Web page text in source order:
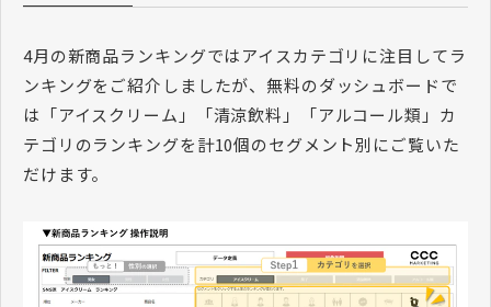
4月の新商品ランキングではアイスカテゴリに注目してラ
ンキングをご紹介しましたが、無料のダッシュボードで
は「アイスクリーム」「清涼飲料」「アルコール類」カ
テゴリのランキングを計10個のセグメント別にご覧いた
だけます。